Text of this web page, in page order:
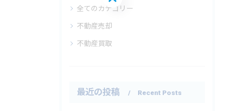
全てのカテゴリー
不動産売却
不動産買取
最近の投稿 Recent Posts